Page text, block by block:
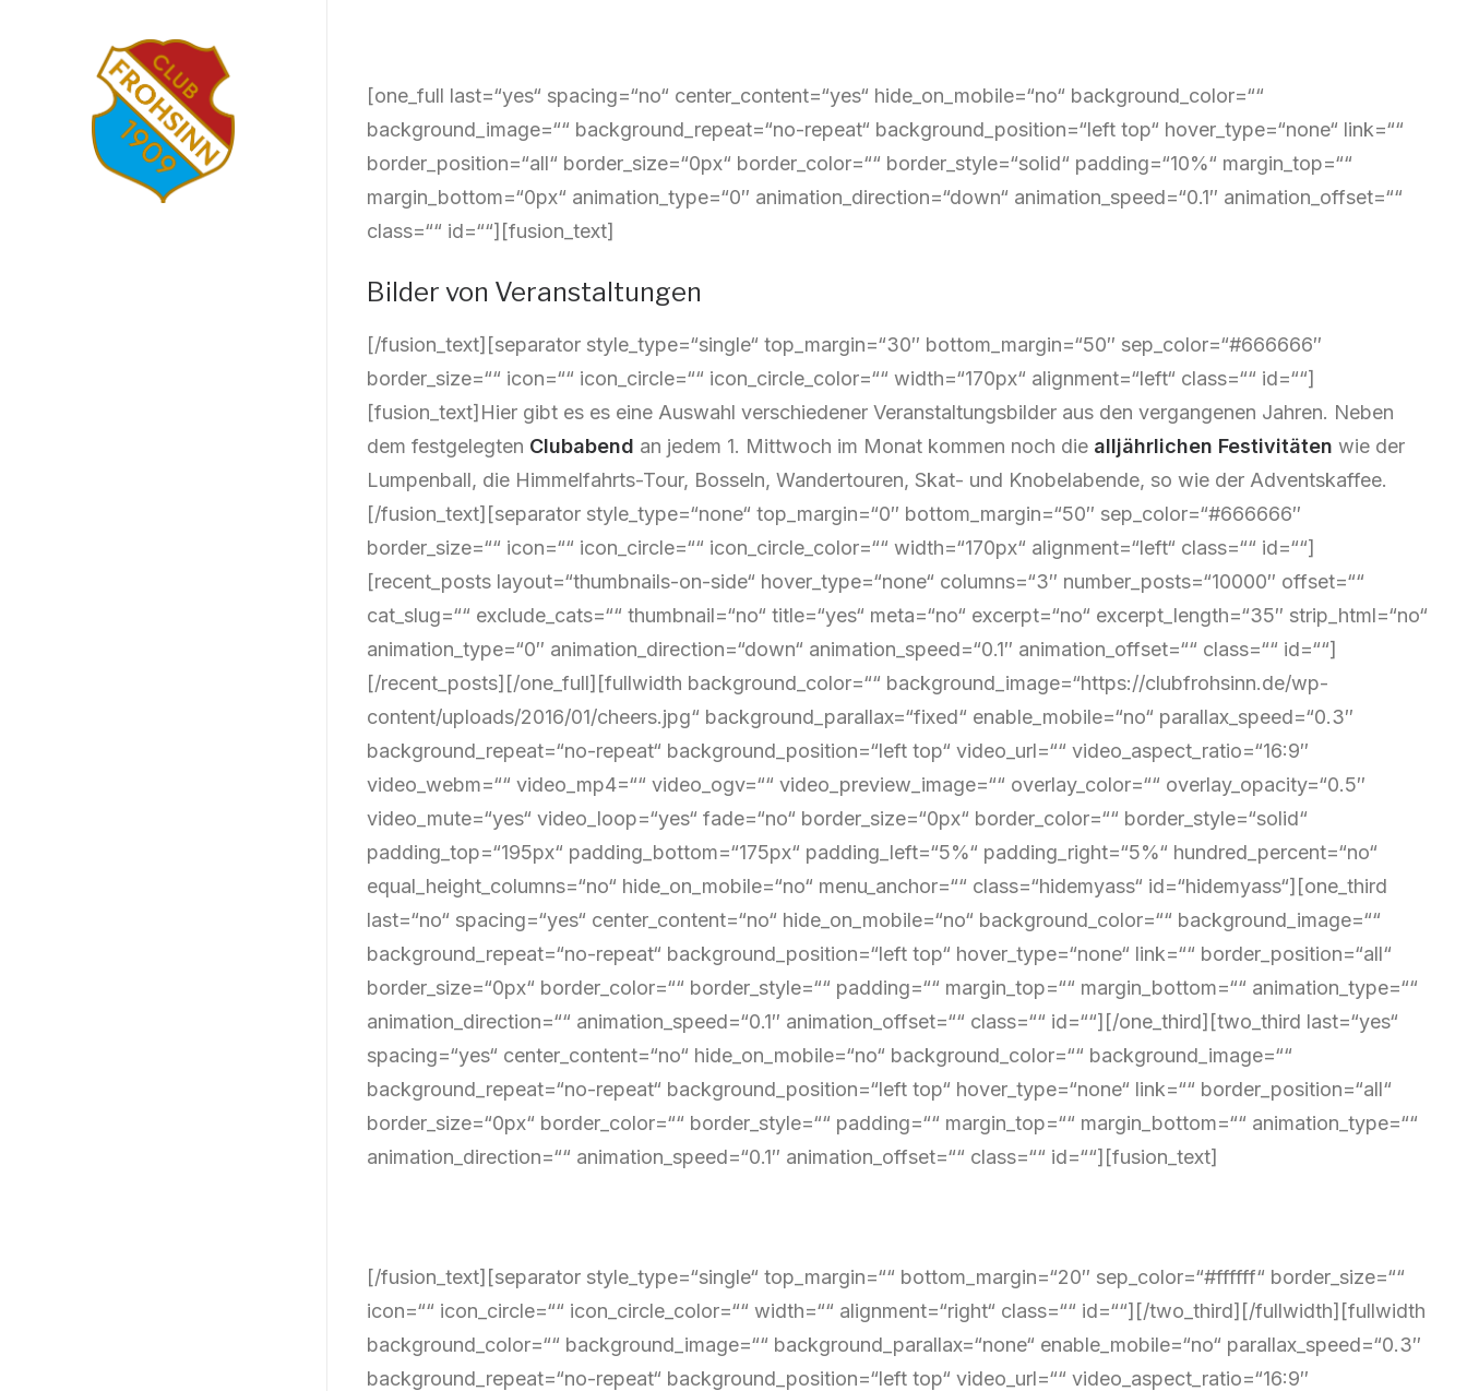
[one_full last=“yes“ spacing=“no“ center_content=“yes“ hide_on_mobile=“no“ background_color=““
background_image=““ background_repeat=“no-repeat“ background_position=“left top“ hover_type=“none“ link=““
border_position=“all“ border_size=“0px“ border_color=““ border_style=“solid“ padding=“10%“ margin_top=““
margin_bottom=“0px“ animation_type=“0″ animation_direction=“down“ animation_speed=“0.1″ animation_offset=““
class=““ id=““][fusion_text]
Bilder von Veranstaltungen
[/fusion_text][separator style_type=“single“ top_margin=“30″ bottom_margin=“50″ sep_color=“#666666″
border_size=““ icon=““ icon_circle=““ icon_circle_color=““ width=“170px“ alignment=“left“ class=““ id=““]
[fusion_text]Hier gibt es es eine Auswahl verschiedener Veranstaltungsbilder aus den vergangenen Jahren. Neben
dem festgelegten Clubabend an jedem 1. Mittwoch im Monat kommen noch die alljährlichen Festivitäten wie der
Lumpenball, die Himmelfahrts-Tour, Bosseln, Wandertouren, Skat- und Knobelabende, so wie der Adventskaffee.
[/fusion_text][separator style_type=“none“ top_margin=“0″ bottom_margin=“50″ sep_color=“#666666″
border_size=““ icon=““ icon_circle=““ icon_circle_color=““ width=“170px“ alignment=“left“ class=““ id=““]
[recent_posts layout=“thumbnails-on-side“ hover_type=“none“ columns=“3″ number_posts=“10000″ offset=““
cat_slug=““ exclude_cats=““ thumbnail=“no“ title=“yes“ meta=“no“ excerpt=“no“ excerpt_length=“35″ strip_html=“no“
animation_type=“0″ animation_direction=“down“ animation_speed=“0.1″ animation_offset=““ class=““ id=““]
[/recent_posts][/one_full][fullwidth background_color=““ background_image=“https://clubfrohsinn.de/wp-
content/uploads/2016/01/cheers.jpg“ background_parallax=“fixed“ enable_mobile=“no“ parallax_speed=“0.3″
background_repeat=“no-repeat“ background_position=“left top“ video_url=““ video_aspect_ratio=“16:9″
video_webm=““ video_mp4=““ video_ogv=““ video_preview_image=““ overlay_color=““ overlay_opacity=“0.5″
video_mute=“yes“ video_loop=“yes“ fade=“no“ border_size=“0px“ border_color=““ border_style=“solid“
padding_top=“195px“ padding_bottom=“175px“ padding_left=“5%“ padding_right=“5%“ hundred_percent=“no“
equal_height_columns=“no“ hide_on_mobile=“no“ menu_anchor=““ class=“hidemyass“ id=“hidemyass“][one_third
last=“no“ spacing=“yes“ center_content=“no“ hide_on_mobile=“no“ background_color=““ background_image=““
background_repeat=“no-repeat“ background_position=“left top“ hover_type=“none“ link=““ border_position=“all“
border_size=“0px“ border_color=““ border_style=““ padding=““ margin_top=““ margin_bottom=““ animation_type=““
animation_direction=““ animation_speed=“0.1″ animation_offset=““ class=““ id=““][/one_third][two_third last=“yes“
spacing=“yes“ center_content=“no“ hide_on_mobile=“no“ background_color=““ background_image=““
background_repeat=“no-repeat“ background_position=“left top“ hover_type=“none“ link=““ border_position=“all“
border_size=“0px“ border_color=““ border_style=““ padding=““ margin_top=““ margin_bottom=““ animation_type=““
animation_direction=““ animation_speed=“0.1″ animation_offset=““ class=““ id=““][fusion_text]
[/fusion_text][separator style_type=“single“ top_margin=““ bottom_margin=“20″ sep_color=“#ffffff“ border_size=““
icon=““ icon_circle=““ icon_circle_color=““ width=““ alignment=“right“ class=““ id=““][/two_third][/fullwidth][fullwidth
background_color=““ background_image=““ background_parallax=“none“ enable_mobile=“no“ parallax_speed=“0.3″
background_repeat=“no-repeat“ background_position=“left top“ video_url=““ video_aspect_ratio=“16:9″